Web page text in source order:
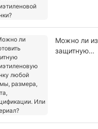
Можно ли
защитную